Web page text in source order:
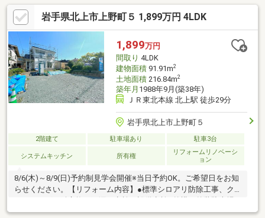
管設備、ガス器具等は、本土地建物の販売価格には含まれており
ません。※通学の区域に関しては自治体や教育委員会等にご確認
ください。
岩手県北上市上野町５ 1,899万円 4LDK
1,899万円
間取り 4LDK
建物面積91.91m2
土地面積216.84m2
築年月 1988年9月(築38年)
ＪＲ東北本線 北上駅 徒歩29分
岩手県北上市上野町５
2階建て 駐車場あり 駐車3台
システムキッチン 所有権
リフォームリノベーシ
ョン
8/6(木)～8/9(日)予約制見学会開催※当日予約OK。ご希望日をお知
らせください。【リフォーム内容】●標準シロアリ防除工事、ク
拡張、屋根塗装、外壁塗装、植栽剪定、庭木伐採●水回りシステ